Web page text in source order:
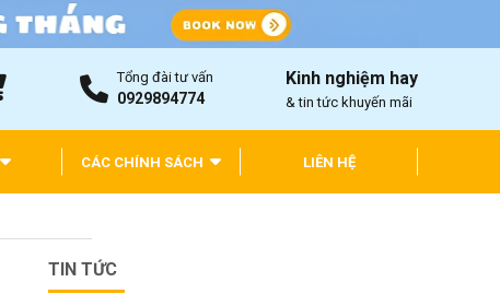
Tổng đài tư vấn
0929894774
Kinh nghiệm hay
& tin tức khuyến mãi
CÁC CHÍNH SÁCH LIÊN HỆ
TIN TỨC